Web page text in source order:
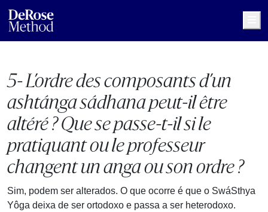
5- L’ordre des composants d’un
ashtánga sádhana peut-il être
altéré ? Que se passe-t-il si le
pratiquant ou le professeur
changent un anga ou son ordre ?
Sim, podem ser alterados. O que ocorre é que o SwáSthya
Yôga deixa de ser ortodoxo e passa a ser heterodoxo.